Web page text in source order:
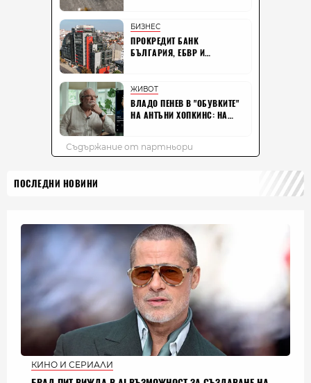
ПОСЛЕДНИ НОВИНИ
КИНО И СЕРИАЛИ